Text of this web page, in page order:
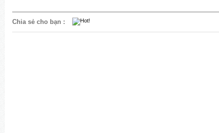
Chia sẻ cho bạn :